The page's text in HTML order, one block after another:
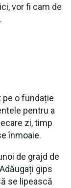
vor fi cam de
o fundație
pentru a
zi, timp
înmoaie.
de grajd de
gips
se lipească